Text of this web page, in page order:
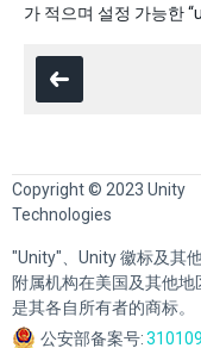
가 적으며 설정 가능한
Copyright © 2023 Unity
Technologies
"Unity"、Unity 徽标及其
附属机构在美国及其他
是其各自所有者的商标。
公安部备案号: